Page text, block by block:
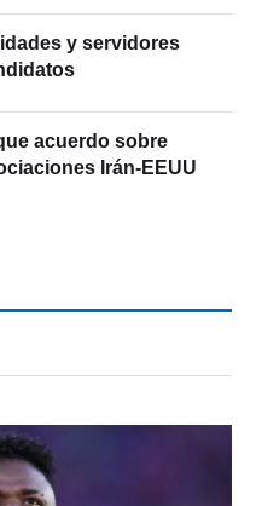
y servidores
acuerdo sobre
Irán-EEUU